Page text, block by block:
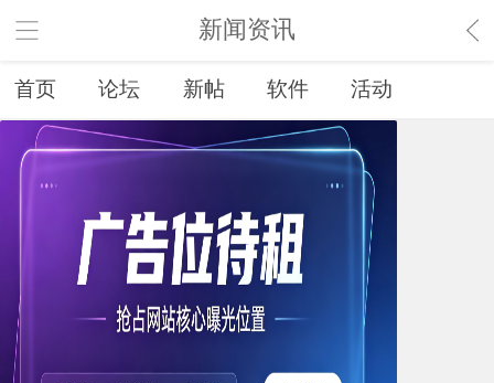
新闻资讯
首页 论坛 新帖 软件 活动